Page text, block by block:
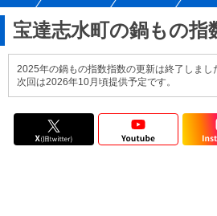
宝達志水町の鍋もの指
2025年の鍋もの指数指数の更新は終了しまし
次回は2026年10月頃提供予定です。